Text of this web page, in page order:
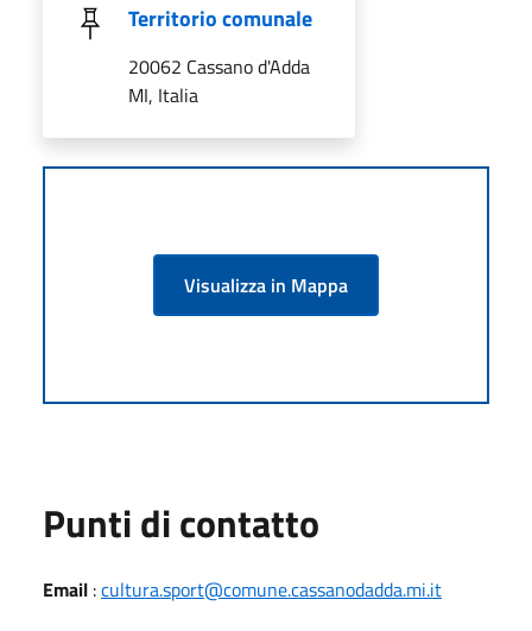
Territorio comunale
20062 Cassano d'Adda
MI, Italia
Visualizza in Mappa
Punti di contatto
Email :cultura.sport@comune.cassanodadda.mi.it